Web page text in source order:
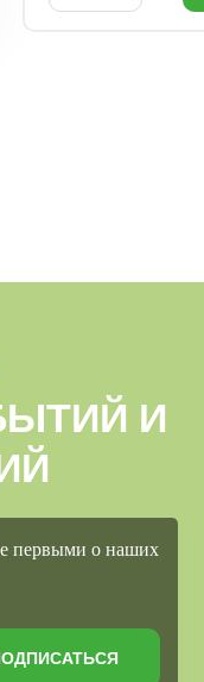
И
первыми о наших